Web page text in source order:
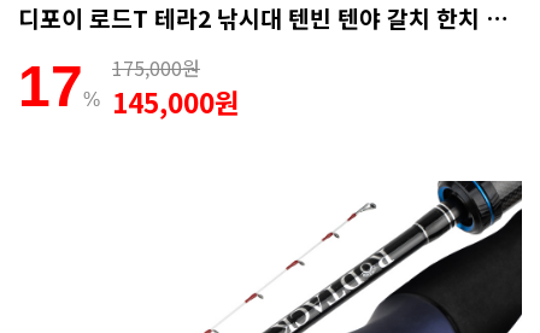
디포이 로드T 테라2 낚시대 텐빈 텐야 갈치 한치 B-180ML (AS보증카드)
17%
175,000원
145,000원